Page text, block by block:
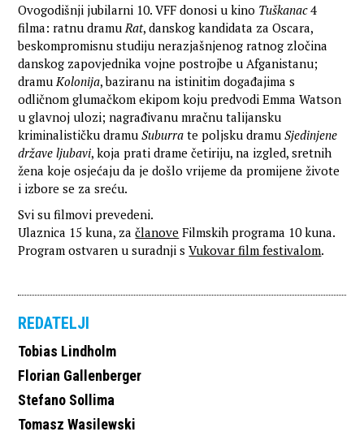
Ovogodišnji jubilarni 10. VFF donosi u kino Tuškanac4
filma: ratnu dramu Rat, danskog kandidata za Oscara,
beskompromisnu studiju nerazjašnjenog ratnog zločina
danskog zapovjednika vojne postrojbe u Afganistanu;
dramu Kolonija, baziranu na istinitim događajima s
odličnom glumačkom ekipom koju predvodi Emma Watson
u glavnoj ulozi; nagrađivanu mračnu talijansku
kriminalističku dramuSuburra te poljsku dramuSjedinjene
države ljubavi, koja prati drame četiriju, na izgled, sretnih
žena koje osjećaju da je došlo vrijeme da promijene živote
i izbore se za sreću.
Svi su filmovi prevedeni.
Ulaznica 15 kuna, začlanove Filmskih programa 10 kuna.
Program ostvaren u suradnji sVukovar film festivalom.
REDATELJI
Tobias Lindholm
Florian Gallenberger
Stefano Sollima
Tomasz Wasilewski